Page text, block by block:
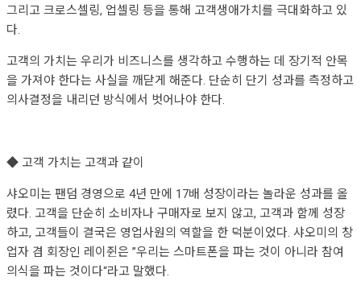
그리고 크로스셀링, 업셀링 등을 통해 고객생애가치를 극대화하고 있
다.
고객의 가치는 우리가 비즈니스를 생각하고 수행하는 데 장기적 안목
을 가져야 한다는 사실을 깨닫게 해준다. 단순히 단기 성과를 측정하고
의사결정을 내리던 방식에서 벗어나야 한다.
◆ 고객 가치는 고객과 같이
샤오미는 팬덤 경영으로 4년 만에 17배 성장이라는 놀라운 성과를 올
렸다. 고객을 단순히 소비자나 구매자로 보지 않고, 고객과 함께 성장
하고, 고객들이 결국은 영업사원의 역할을 한 덕분이었다. 샤오미의 창
업자 겸 회장인 레이쥔은 ”우리는 스마트폰을 파는 것이 아니라 참여
의식을 파는 것이다“라고 말했다.